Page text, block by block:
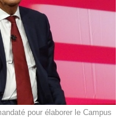
pour élaborer le Campus